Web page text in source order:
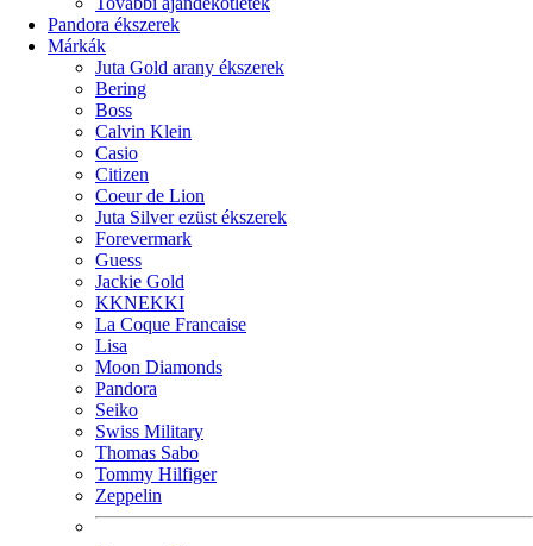
Pandora ékszerek
Márkák
Juta Gold arany ékszerek
Bering
Boss
Calvin Klein
Casio
Citizen
Coeur de Lion
Juta Silver ezüst ékszerek
Forevermark
Guess
Jackie Gold
KKNEKKI
La Coque Francaise
Lisa
Moon Diamonds
Pandora
Seiko
Swiss Military
Thomas Sabo
Tommy Hilfiger
Zeppelin